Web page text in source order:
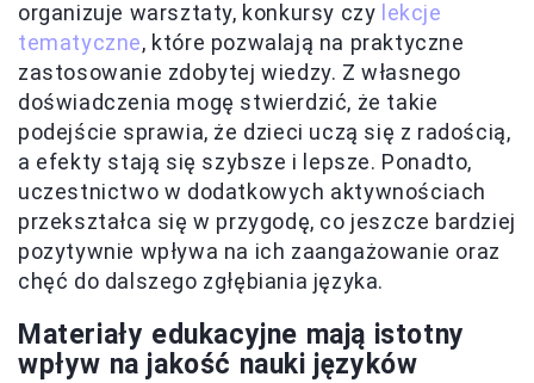
organizuje warsztaty, konkursy czy lekcje
tematyczne, które pozwalają na praktyczne
zastosowanie zdobytej wiedzy. Z własnego
doświadczenia mogę stwierdzić, że takie
podejście sprawia, że dzieci uczą się z radością,
a efekty stają się szybsze i lepsze. Ponadto,
uczestnictwo w dodatkowych aktywnościach
przekształca się w przygodę, co jeszcze bardziej
pozytywnie wpływa na ich zaangażowanie oraz
chęć do dalszego zgłębiania języka.
Materiały edukacyjne mają istotny
wpływ na jakość nauki języków